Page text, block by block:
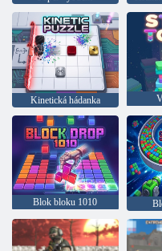
Kinetická hádanka
Blok bloku 1010